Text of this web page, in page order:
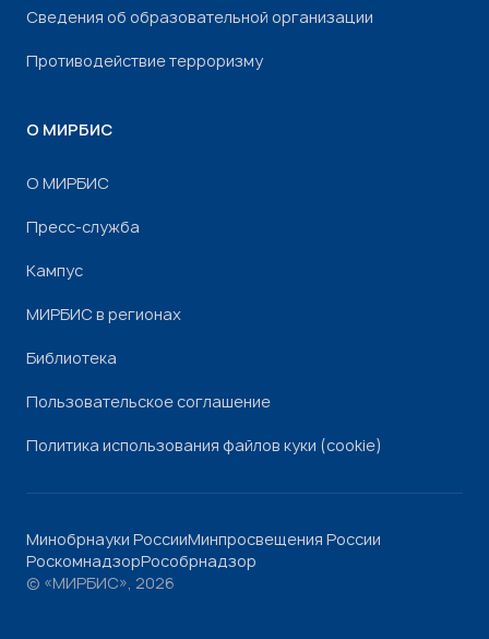
Сведения об образовательной организации
Противодействие терроризму
О МИРБИС
О МИРБИС
Пресс-служба
Кампус
МИРБИС в регионах
Библиотека
Пользовательское соглашение
Политика использования файлов куки (cookie)
Минобрнауки РоссииМинпросвещения России
РоскомнадзорРособрнадзор
© «МИРБИС», 2026